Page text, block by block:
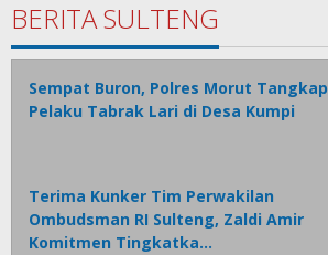
BERITA SULTENG
Sempat Buron, Polres Morut Tangkap
Pelaku Tabrak Lari di Desa Kumpi
Terima Kunker Tim Perwakilan
Ombudsman RI Sulteng, Zaldi Amir
Komitmen Tingkatka…